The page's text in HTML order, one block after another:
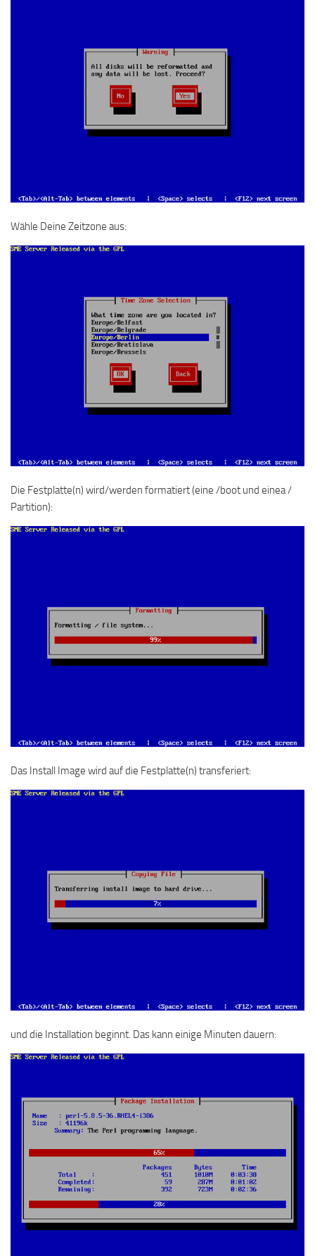
Wähle Deine Zeitzone aus:
Die Festplatte(n) wird/werden formatiert (eine /boot und einea /
Partition):
Das Install Image wird auf die Festplatte(n) transferiert:
und die Installation beginnt. Das kann einige Minuten dauern: